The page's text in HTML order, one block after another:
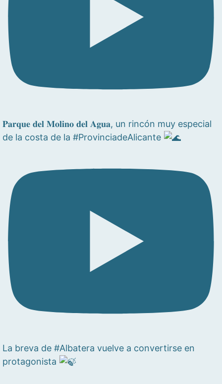
𝐏𝐚𝐫𝐪𝐮𝐞 𝐝𝐞𝐥 𝐌𝐨𝐥𝐢𝐧𝐨 𝐝𝐞𝐥 𝐀𝐠𝐮𝐚, un rincón muy especial
de la costa de la #ProvinciadeAlicante
La breva de #Albatera vuelve a convertirse en
protagonista